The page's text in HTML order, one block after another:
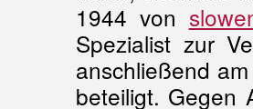
1944 von
Spezialist zur
anschließend
beteiligt. Gegen